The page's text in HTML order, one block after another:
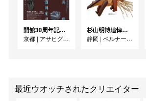
開館30周年記念 山本爲三郎・河井寬次郎没後60年記念 「共鳴 河井寬次郎 × 濱田庄司 ー山本爲三郎コレクションより」
京都 | アサヒグループ大山崎山荘美術館
杉山明博追悼展 木とわたし―木工の妙技と美術教育
静岡 | ベルナール・ビュフェ美術館
最近ウオッチされたクリエイター